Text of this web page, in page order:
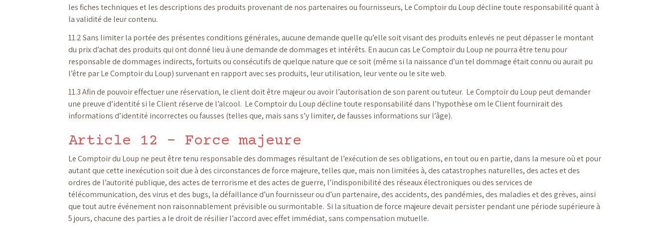
les fiches techniques et les descriptions des produits provenant de nos partenaires ou fournisseurs, Le Comptoir du Loup décline toute responsabilité quant à
la validité de leur contenu.
11.2 Sans limiter la portée des présentes conditions générales, aucune demande quelle qu’elle soit visant des produits enlevés ne peut dépasser le montant
du prix d’achat des produits qui ont donné lieu à une demande de dommages et intérêts. En aucun cas Le Comptoir du Loup ne pourra être tenu pour
responsable de dommages indirects, fortuits ou consécutifs de quelque nature que ce soit (même si la naissance d’un tel dommage était connu ou aurait pu
l’être par Le Comptoir du Loup) survenant en rapport avec ses produits, leur utilisation, leur vente ou le site web.
11.3 Afin de pouvoir effectuer une réservation, le client doit être majeur ou avoir l’autorisation de son parent ou tuteur. Le Comptoir du Loup peut demander
une preuve d’identité si le Client réserve de l’alcool. Le Comptoir du Loup décline toute responsabilité dans l’hypothèse om le Client fournirait des
informations d’identité incorrectes ou fausses (telles que, mais sans s’y limiter, de fausses informations sur l’âge).
Article 12 – Force majeure
Le Comptoir du Loup ne peut être tenu responsable des dommages résultant de l’exécution de ses obligations, en tout ou en partie, dans la mesure où et pour
autant que cette inexécution soit due à des circonstances de force majeure, telles que, mais non limitées à, des catastrophes naturelles, des actes et des
ordres de l’autorité publique, des actes de terrorisme et des actes de guerre, l’indisponibilité des réseaux électroniques ou des services de
télécommunication, des virus et des bugs, la défaillance d’un fournisseur ou d’un partenaire, des accidents, des pandémies, des maladies et des grèves, ainsi
que tout autre événement non raisonnablement prévisible ou surmontable. Si la situation de force majeure devait persister pendant une période supérieure à
5 jours, chacune des parties a le droit de résilier l’accord avec effet immédiat, sans compensation mutuelle.